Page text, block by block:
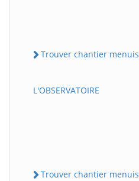
Trouver chantier
L'OBSERVATOIRE
Trouver chantier